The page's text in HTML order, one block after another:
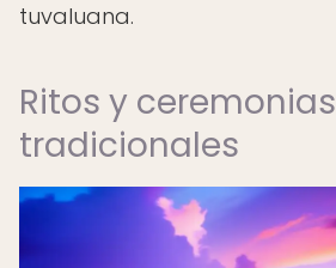
tuvaluana.
Ritos y ceremonias
tradicionales